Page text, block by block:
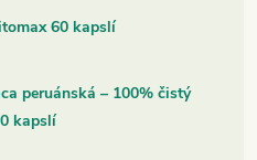
60 kapslí
peruánská – 100% čistý
kapslí